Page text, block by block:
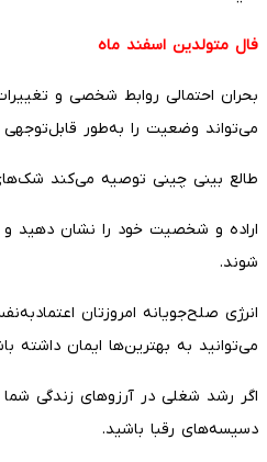
فال متولدین اسفند ماه
بحران احتمالی روابط شخصی و
می‌تواند وضعیت را به‌طور
طالع بینی چینی توصیه می‌کند
اراده و شخصیت خود را نشان دهید و
شوند.
انرژی صلح‌جویانه امروزتان
می‌توانید به بهترین‌ها ایمان داشته
اگر رشد شغلی در آرزوهای زندگی
دسیسه‌های رقبا باشید.